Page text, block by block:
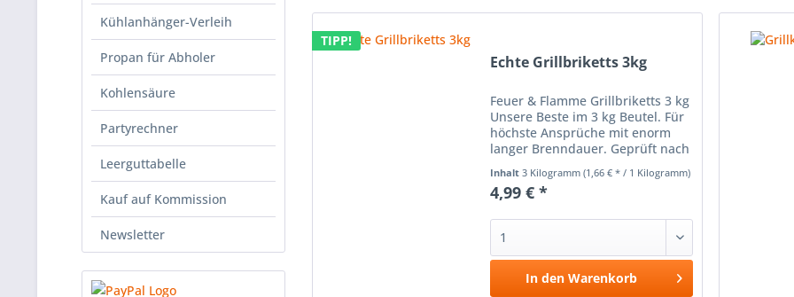
Kühlanhänger-Verleih
Propan für Abholer
Kohlensäure
Partyrechner
Leerguttabelle
Kauf auf Kommission
Newsletter
TIPP!
Echte Grillbriketts 3kg
Feuer & Flamme Grillbriketts 3 kg
Unsere Beste im 3 kg Beutel. Für
höchste Ansprüche mit enorm
langer Brenndauer. Geprüft nach
DIN EN 1860-2.
Inhalt3 Kilogramm(1,66 € * / 1 Kilogramm)
4,99 € *
In den Warenkorb